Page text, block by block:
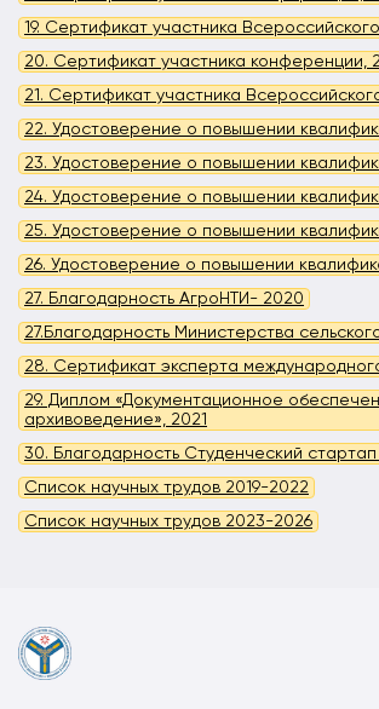
19. Сертификат участника
20. Сертификат участника конференции,
21. Сертификат участника
22. Удостоверение о повышении
23. Удостоверение о повышении
24. Удостоверение о повышении
25. Удостоверение о повышении
26. Удостоверение о повышении
27. Благодарность АгроНТИ- 2020
27.Благодарность Министерства
28. Сертификат эксперта
29. Диплом «Документационное
архивоведение», 2021
30. Благодарность Студенческий
Список научных трудов 2019-2022
Список научных трудов 2023-2026